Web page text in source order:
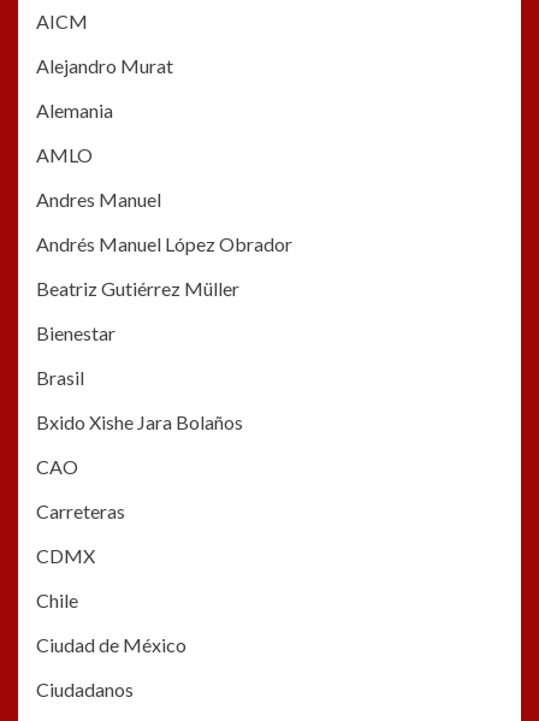
AICM
Alejandro Murat
Alemania
AMLO
Andres Manuel
Andrés Manuel López Obrador
Beatriz Gutiérrez Müller
Bienestar
Brasil
Bxido Xishe Jara Bolaños
CAO
Carreteras
CDMX
Chile
Ciudad de México
Ciudadanos